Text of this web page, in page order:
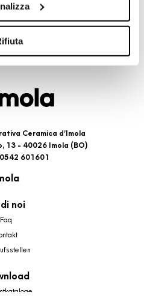
uno dei bottoni sotto
dettagli visionando
La chiusura del presente
dei soli cookie tecnici ed
scelte in qualsiasi momento,
nel footer.
Ceramica d’Imola
13 - 40026 Imola (BO)
601601
noi
Faq